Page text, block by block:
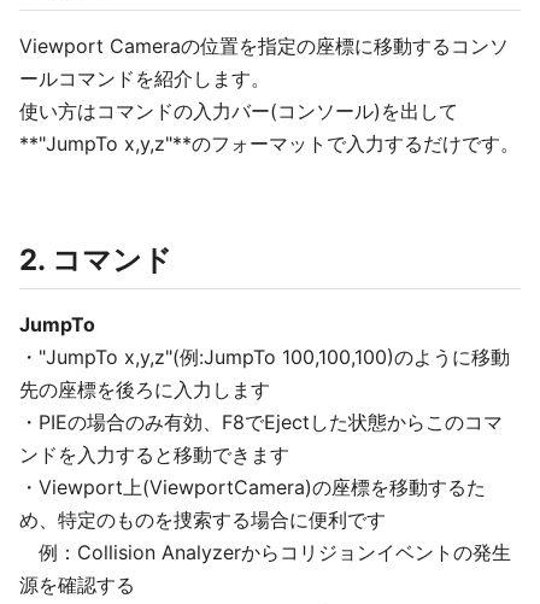
Viewport Cameraの位置を指定の座標に移動するコンソ
ールコマンドを紹介します。
使い方はコマンドの入力バー(コンソール)を出して
**"JumpTo x,y,z"**のフォーマットで入力するだけです。
2. コマンド
JumpTo
・"JumpTo x,y,z"(例:JumpTo 100,100,100)のように移動
先の座標を後ろに入力します
・PIEの場合のみ有効、F8でEjectした状態からこのコマ
ンドを入力すると移動できます
・Viewport上(ViewportCamera)の座標を移動するた
め、特定のものを捜索する場合に便利です
例：Collision Analyzerからコリジョンイベントの発生
源を確認する